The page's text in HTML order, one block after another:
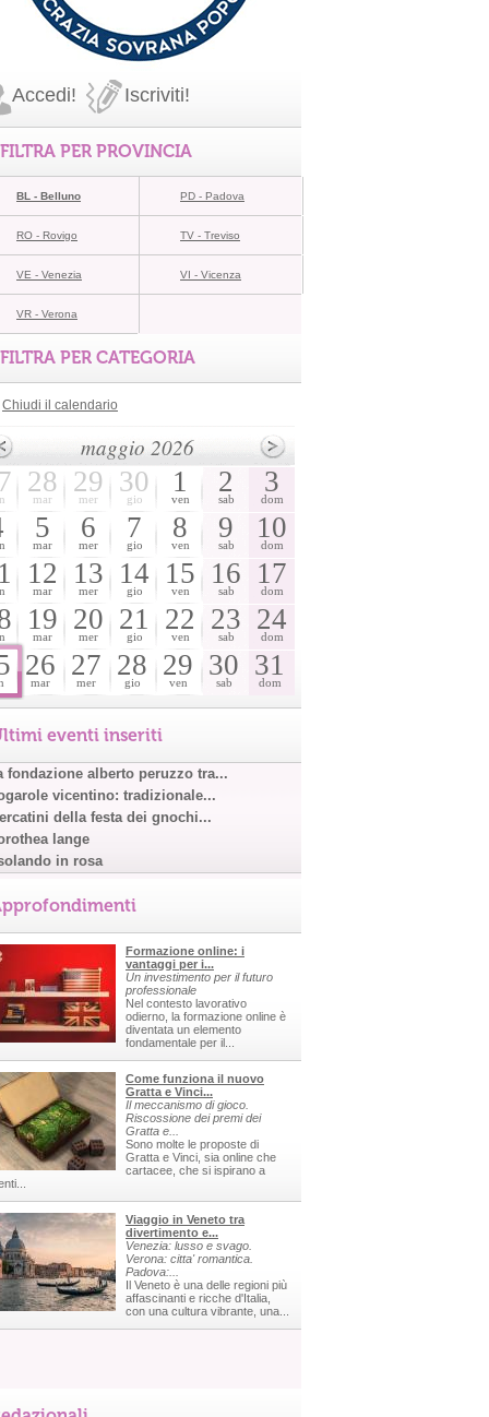
Accedi! Iscriviti!
FILTRA PER PROVINCIA
BL - Belluno PD - Padova
RO - Rovigo TV - Treviso
VE - Venezia VI - Vicenza
VR - Verona
FILTRA PER CATEGORIA
Chiudi il calendario
maggio 2026
28
mar
29
mer
30
gio
1
ven
2
sab
3
dom
5
mar
6
mer
7
gio
8
ven
9
sab
10
dom
12
mar
13
mer
14
gio
15
ven
16
sab
17
dom
19
mar
20
mer
21
gio
22
ven
23
sab
24
dom
26
mar
27
mer
28
gio
29
ven
30
sab
31
dom
eventi inseriti
fondazione alberto peruzzo tra...
vicentino: tradizionale...
della festa dei gnochi...
lange
in rosa
Formazione online: i
vantaggi per i...
Un investimento per il futuro
professionale
Nel contesto lavorativo
odierno, la formazione online è
diventata un elemento
fondamentale per il...
Come funziona il nuovo
Gratta e Vinci...
Il meccanismo di gioco.
Riscossione dei premi dei
Gratta e...
Sono molte le proposte di
Gratta e Vinci, sia online che
cartacee, che si ispirano a
Viaggio in Veneto tra
divertimento e...
Venezia: lusso e svago.
Verona: citta' romantica.
Padova:...
Il Veneto è una delle regioni più
affascinanti e ricche d'Italia,
con una cultura vibrante, una...